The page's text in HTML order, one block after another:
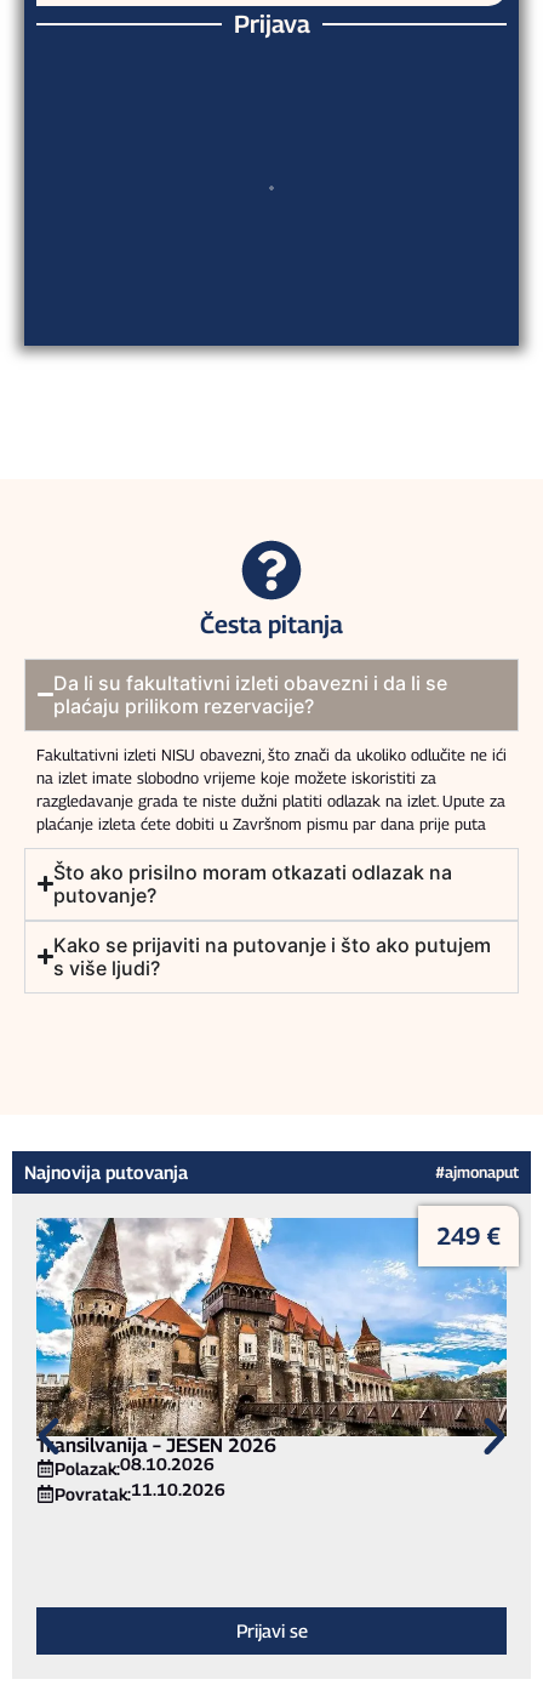
Prijava
Česta pitanja
Da li su fakultativni izleti obavezni i da li se
plaćaju prilikom rezervacije?
Fakultativni izleti NISU obavezni, što znači da ukoliko odlučite ne ići
na izlet imate slobodno vrijeme koje možete iskoristiti za
razgledavanje grada te niste dužni platiti odlazak na izlet. Upute za
plaćanje izleta ćete dobiti u Završnom pismu par dana prije puta
Što ako prisilno moram otkazati odlazak na
putovanje?
Kako se prijaviti na putovanje i što ako putujem
s više ljudi?
Najnovija putovanja #ajmonaput
249 €
Transilvanija – JESEN 2026
Polazak:08.10.2026
Povratak:11.10.2026
Prijavi se